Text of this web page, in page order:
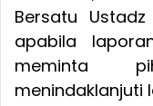
Bersatu
apabila
meminta
menindaklanjuti